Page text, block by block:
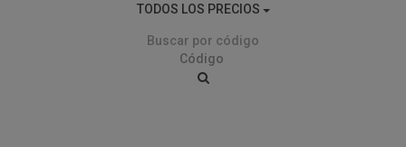
TODOS LOS PRECIOS
Buscar por código